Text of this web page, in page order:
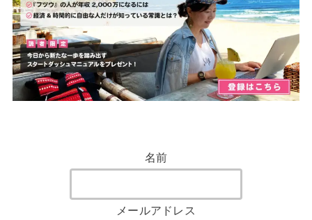
名前
メールアドレス